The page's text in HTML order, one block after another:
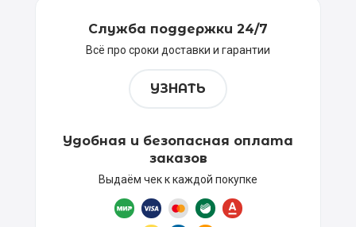
Служба поддержки 24/7
Всё про сроки доставки и гарантии
УЗНАТЬ
Удобная и безопасная оплата
заказов
Выдаём чек к каждой покупке